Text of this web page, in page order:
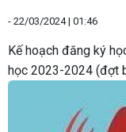
- 22/03/2024 | 01:46
Kế hoạch đăng ký
học 2023-2024 (đợt